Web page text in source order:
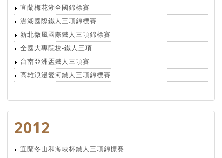
宜蘭梅花湖全國錦標賽
澎湖國際鐵人三項錦標賽
新北微風國際鐵人三項錦標賽
全國大專院校-鐵人三項
台南亞洲盃鐵人三項賽
高雄浪漫愛河鐵人三項錦標賽
2012
宜蘭冬山和海峽杯鐵人三項錦標賽